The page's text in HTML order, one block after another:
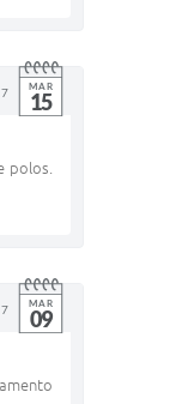
MAR
15
polos.
MAR
09